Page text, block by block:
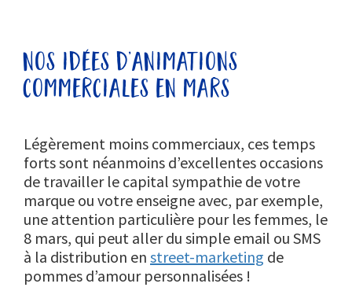
nos idées d’animations
commerciales en mars
Légèrement moins commerciaux, ces temps
forts sont néanmoins d’excellentes occasions
de travailler le capital sympathie de votre
marque ou votre enseigne avec, par exemple,
une attention particulière pour les femmes, le
8 mars, qui peut aller du simple email ou SMS
à la distribution en street-marketing de
pommes d’amour personnalisées !